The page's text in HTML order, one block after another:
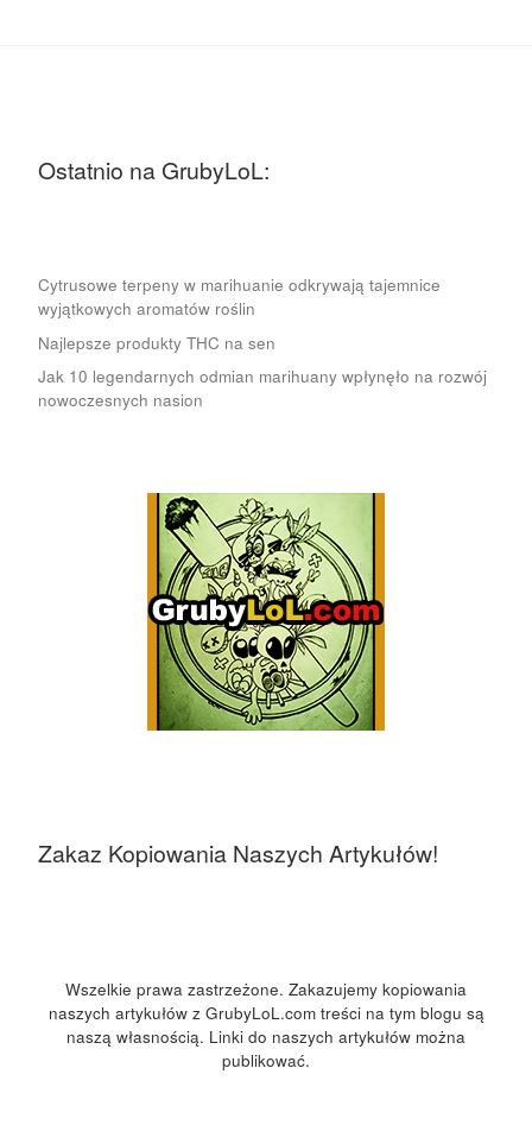
Ostatnio na GrubyLoL:
Cytrusowe terpeny w marihuanie odkrywają tajemnice
wyjątkowych aromatów roślin
Najlepsze produkty THC na sen
Jak 10 legendarnych odmian marihuany wpłynęło na rozwój
nowoczesnych nasion
Zakaz Kopiowania Naszych Artykułów!
Wszelkie prawa zastrzeżone. Zakazujemy kopiowania
naszych artykułów z GrubyLoL.com treści na tym blogu są
naszą własnością. Linki do naszych artykułów można
publikować.